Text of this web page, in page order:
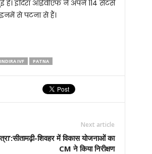
इंदिरा आईवीएफ ने अपने 114 सेंटर्स
से पटना से हैं।
INDIRA IVF PATNA
Next article
शिवहर में विकास योजनाओं का
CM ने किया निरीक्षण